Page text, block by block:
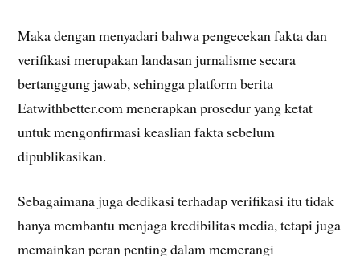
Maka dengan menyadari bahwa pengecekan fakta dan
verifikasi merupakan landasan jurnalisme secara
bertanggung jawab, sehingga platform berita
Eatwithbetter.com menerapkan prosedur yang ketat
untuk mengonfirmasi keaslian fakta sebelum
dipublikasikan.
Sebagaimana juga dedikasi terhadap verifikasi itu tidak
hanya membantu menjaga kredibilitas media, tetapi juga
memainkan peran penting dalam memerangi